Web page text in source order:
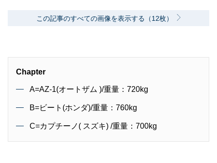
この記事のすべての画像を表示する（12枚）
Chapter
A=AZ-1(オートザム )/重量：720kg
B=ビート(ホンダ)/重量：760kg
C=カプチーノ( スズキ) /重量：700kg